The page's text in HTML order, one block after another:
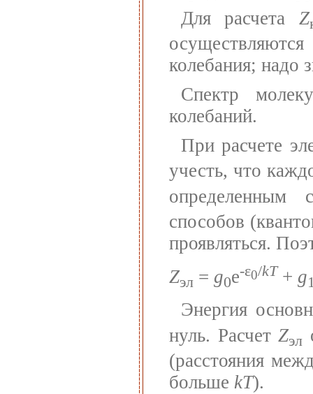
Для расчета Z
колебания; надо
Спектр
колебаний.
При расчете
учесть, что
определенным
способов
проявляться.
Zэл = g0e-ε0/kT + g
Энергия
нуль. РасчетZэл
(расстояния
больше kT).